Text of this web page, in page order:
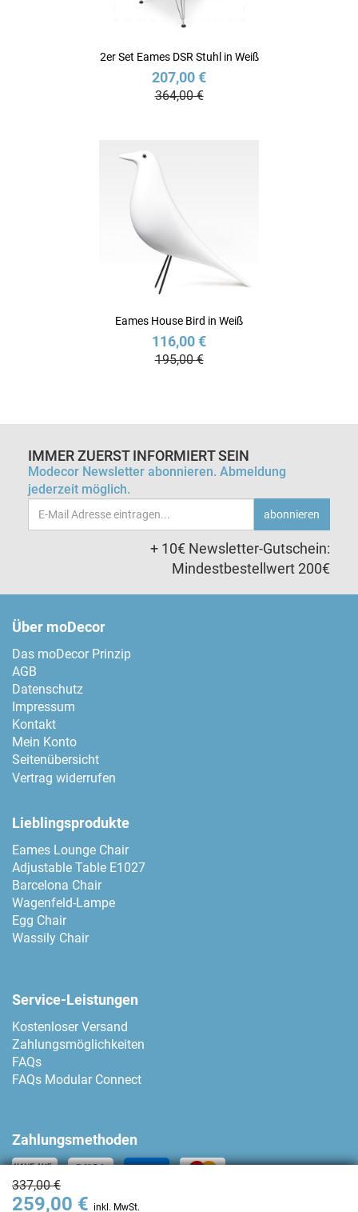
337,00 €
259,00 € inkl. MwSt.
2er Set Eames DSR Stuhl in Weiß
207,00 €
364,00 €
Eames House Bird in Weiß
116,00 €
195,00 €
IMMER ZUERST INFORMIERT SEIN
Modecor Newsletter abonnieren. Abmeldung
jederzeit möglich.
Email-
Adresse
abonnieren
+ 10€ Newsletter-Gutschein:
Mindestbestellwert 200€
Über moDecor
Das moDecor Prinzip
AGB
Datenschutz
Impressum
Kontakt
Mein Konto
Seitenübersicht
Vertrag widerrufen
Lieblingsprodukte
Eames Lounge Chair
Adjustable Table E1027
Barcelona Chair
Wagenfeld-Lampe
Egg Chair
Wassily Chair
Service-Leistungen
Kostenloser Versand
Zahlungsmöglichkeiten
FAQs
FAQs Modular Connect
Zahlungsmethoden
Kontakt